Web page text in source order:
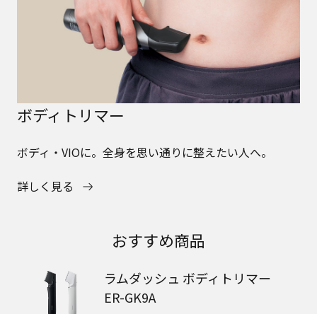
ボディトリマー
ボディ・VIOに。全身を思い通りに整えたい人へ。
詳しく見る
おすすめ商品
ラムダッシュ ボディトリマー
ER-GK9A